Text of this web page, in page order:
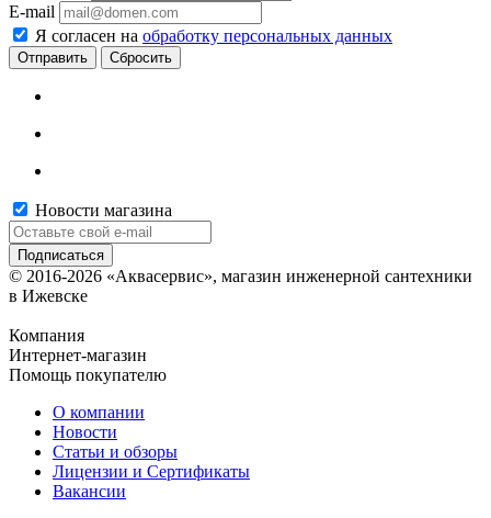
E-mail
Я согласен на обработку персональных данных
Сбросить
Новости магазина
© 2016-2026 «Аквасервис», магазин инженерной сантехники
в Ижевске
Компания
Интернет-магазин
Помощь покупателю
О компании
Новости
Статьи и обзоры
Лицензии и Сертификаты
Вакансии